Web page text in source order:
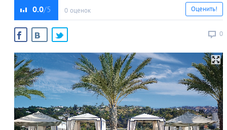
0.0 0 оценок
0
Оценить!